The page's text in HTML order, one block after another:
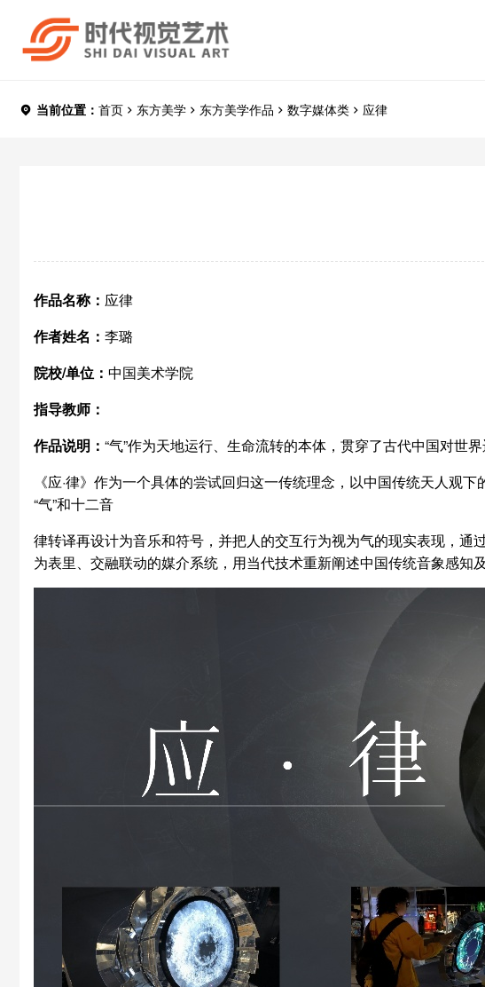
当前位置： 首页 东方美学 东方美学作品 数字媒体类 应律
作品名称： 应律
作者姓名： 李璐
院校/单位： 中国美术学院
指导教师：
作品说明： “气”作为天地运行、生命流转的本体，贯穿了古代中国对世界
《应·律》作为一个具体的尝试回归这一传统理念，以中国传统天人观
“气”和十二音
律转译再设计为音乐和符号，并把人的交互行为视为气的现实表现，
为表里、交融联动的媒介系统，用当代技术重新阐述中国传统音象感知及